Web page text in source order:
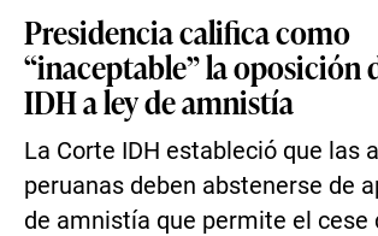
Presidencia califica como
“inaceptable” la oposición
IDH a ley de amnistía
La Corte IDH estableció que las
peruanas deben abstenerse de
de amnistía que permite el cese